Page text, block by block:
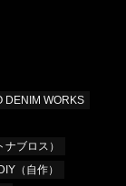
DENIM WORKS
ブロス）
（自作）